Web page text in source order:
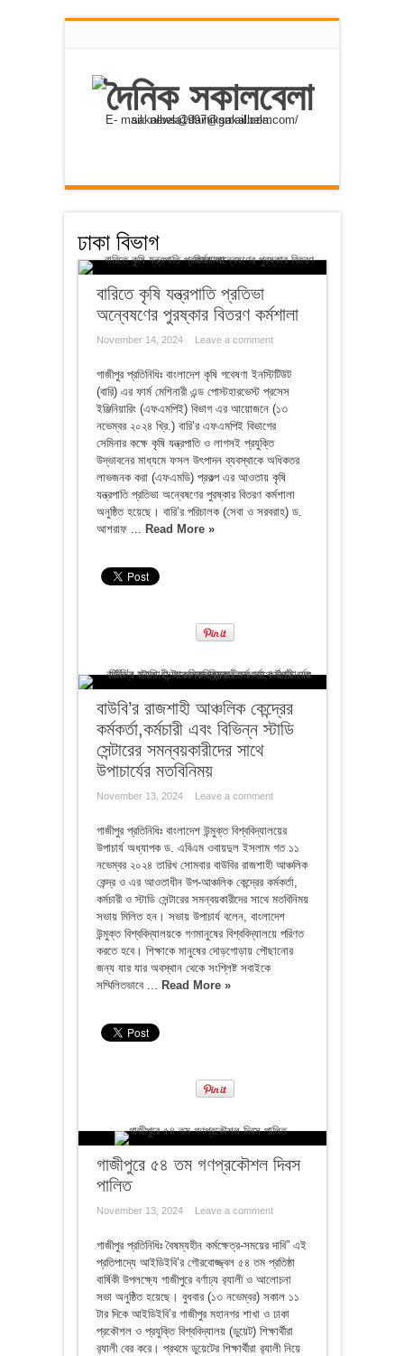
E- mail: news@dainiksakalbela.com/ sakalbela1997@gmail.com
ঢাকা বিভাগ
বারিতে কৃষি যন্ত্রপাতি প্রতিভা
অন্বেষণের পুরষ্কার বিতরণ কর্মশালা
November 14, 2024 Leave a comment
গাজীপুর প্রতিনিধিঃ বাংলাদেশ কৃষি গবেষণা ইনস্টিটিউট
(বারি) এর ফার্ম মেশিনারী এন্ড পোস্টহারভেস্ট প্রসেস
ইঞ্জিনিয়ারিং (এফএমপিই) বিভাগ এর আয়োজনে (১৩
নভেম্বর ২০২৪ খ্রি.) বারি’র এফএমপিই বিভাগের
সেমিনার কক্ষে কৃষি যন্ত্রপাতি ও লাগসই প্রযুক্তি
উদ্ভাবনের মাধ্যমে ফসল উৎপাদন ব্যবস্থাকে অধিকতর
লাভজনক করা (এফএমডি) প্রকল্প এর আওতায় কৃষি
যন্ত্রপাতি প্রতিভা অন্বেষণের পুরষ্কার বিতরণ কর্মশালা
অনুষ্ঠিত হয়েছে। বারি’র পরিচালক (সেবা ও সরবরাহ) ড.
আশরাফ ... Read More »
বাউবি’র রাজশাহী আঞ্চলিক কেন্দ্রের
কর্মকর্তা,কর্মচারী এবং বিভিন্ন স্টাডি
সেন্টারের সমন্বয়কারীদের সাথে
উপাচার্যের মতবিনিময়
November 13, 2024 Leave a comment
গাজীপুর প্রতিনিধিঃ বাংলাদেশ উন্মুক্ত বিশ্ববিদ্যালয়ের
উপাচার্য অধ্যাপক ড. এবিএম ওবায়দুল ইসলাম গত ১১
নভেম্বর ২০২৪ তারিখ সোমবার বাউবির রাজশাহী আঞ্চলিক
কেন্দ্র ও এর আওতাধীন উপ-আঞ্চলিক কেন্দ্রের কর্মকর্তা,
কর্মচারী ও স্টাডি সেন্টারের সমন্বয়কারীদের সাথে মতবিনিময়
সভায় মিলিত হন। সভায় উপাচার্য বলেন, বাংলাদেশ
উন্মুক্ত বিশ্ববিদ্যালয়কে গণমানুষের বিশ্ববিদ্যালয়ে পরিণত
করতে হবে। শিক্ষাকে মানুষের দোড়গোড়ায় পৌছানোর
জন্য যার যার অবস্থান থেকে সংশ্লিষ্ট সবাইকে
সম্মিলিতভাবে ... Read More »
গাজীপুরে ৫৪ তম গণপ্রকৌশল দিবস
পালিত
November 13, 2024 Leave a comment
গাজীপুর প্রতিনিধিঃ বৈষম্যহীন কর্মক্ষেত্র-সময়ের দাবি” এই
প্রতিপাদ্যে আইডিইবি’র গৌরবোজ্জ্বল ৫৪ তম প্রতিষ্ঠা
বার্ষিকী উপলক্ষ্যে গাজীপুরে বর্ণাঢ্য র‍্যালী ও আলোচনা
সভা অনুষ্ঠিত হয়েছে। বুধবার (১৩ নভেম্বর) সকাল ১১
টার দিকে আইডিইবি’র গাজীপুর মহানগর শাখা ও ঢাকা
প্রকৌশল ও প্রযুক্তি বিশ্ববিদ্যালয় (ডুয়েট) শিক্ষার্থীরা
র‍্যালী বের করে। প্রথমে ডুয়েটের শিক্ষার্থীরা র‍্যালী নিয়ে